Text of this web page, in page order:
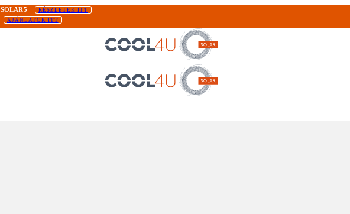
SOLAR5 RÉSZLETEK ITT
AJÁNLATOK ITT